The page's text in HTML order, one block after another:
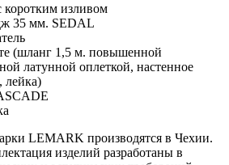
коротким изливом
35 мм. SEDAL
(шланг 1,5 м. повышенной
латунной оплеткой, настенное
лейка)
LEMARK производятся в Чехии.
изделий разработаны в